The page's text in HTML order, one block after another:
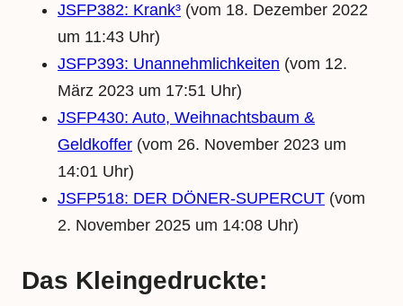
JSFP382: Krank³ (vom 18. Dezember 2022
um 11:43 Uhr)
JSFP393: Unannehmlichkeiten (vom 12.
März 2023 um 17:51 Uhr)
JSFP430: Auto, Weihnachtsbaum &
Geldkoffer (vom 26. November 2023 um
14:01 Uhr)
JSFP518: DER DÖNER-SUPERCUT (vom
2. November 2025 um 14:08 Uhr)
Das Kleingedruckte: